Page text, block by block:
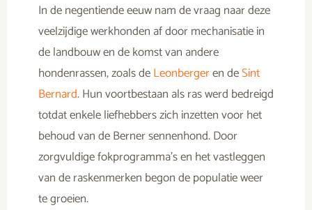
In de negentiende eeuw nam de vraag naar deze
veelzijdige werkhonden af door mechanisatie in
de landbouw en de komst van andere
hondenrassen, zoals deLeonbergeren deSint
Bernard. Hun voortbestaan als ras werd bedreigd
totdat enkele liefhebbers zich inzetten voor het
behoud van de Berner sennenhond. Door
zorgvuldige fokprogramma’s en het vastleggen
van de raskenmerken begon de populatie weer
te groeien.